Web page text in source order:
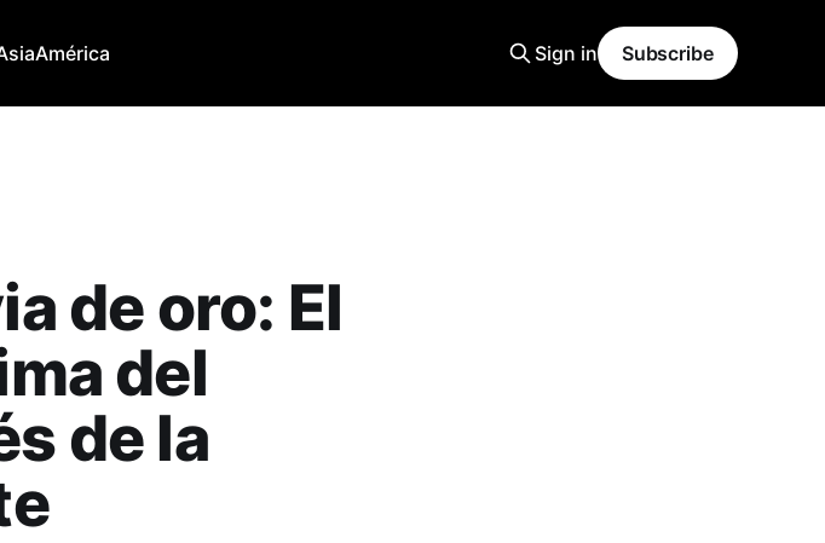
América Sign in Subscribe
de oro: El
del
de la